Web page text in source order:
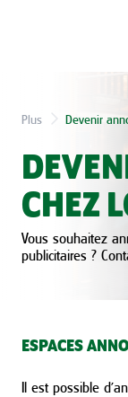
Plus Devenir
CHEZ
Vous souhaitez
publicitaires ?
ESPACES
Il est possible